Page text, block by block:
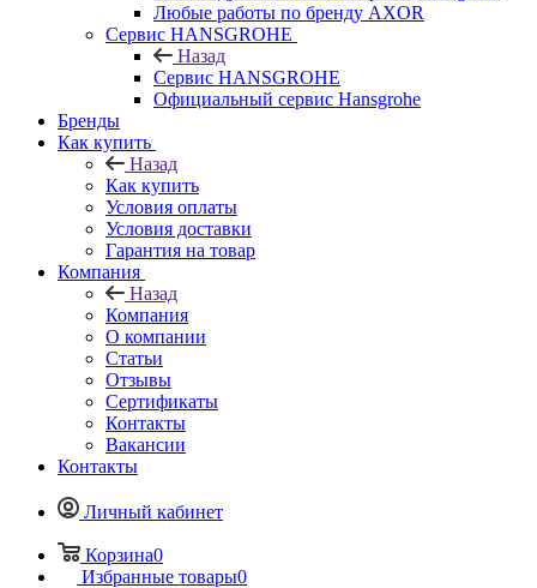
Любые работы по бренду AXOR
Сервис HANSGROHE
Назад
Сервис HANSGROHE
Официальный сервис Hansgrohe
Бренды
Как купить
Назад
Как купить
Условия оплаты
Условия доставки
Гарантия на товар
Компания
Назад
Компания
О компании
Статьи
Отзывы
Сертификаты
Контакты
Вакансии
Контакты
Личный кабинет
Корзина0
Избранные товары0